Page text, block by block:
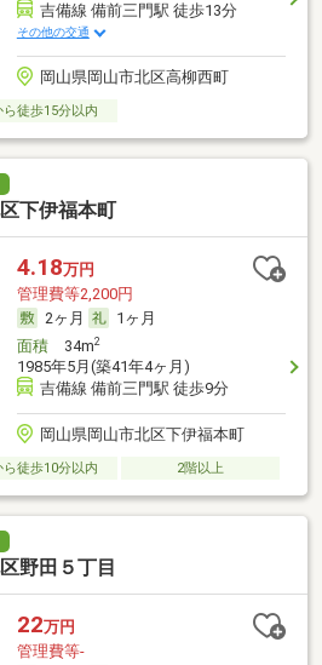
吉備線 備前三門駅 徒歩13分
その他の交通
岡山県岡山市北区高柳西町
ら徒歩15分以内
下伊福本町
4.18万円
管理費等2,200円
2ヶ月
1ヶ月
面積34m2
1985年5月(築41年4ヶ月)
吉備線 備前三門駅 徒歩9分
岡山県岡山市北区下伊福本町
ら徒歩10分以内 2階以上
野田５丁目
22万円
管理費等-